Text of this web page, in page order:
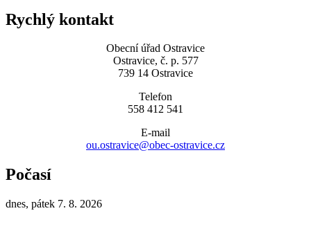
Rychlý kontakt
Obecní úřad Ostravice
Ostravice, č. p. 577
739 14 Ostravice
Telefon
558 412 541
E-mail
ou.ostravice@obec-ostravice.cz
Počasí
dnes, pátek 7. 8. 2026